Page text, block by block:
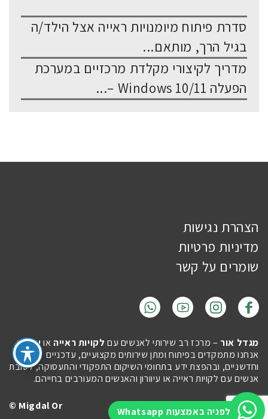
לפניה באמצעות Whatsapp
סדרת פיתוח מיומנויות ראייה אצל הילד/ה
בגיל הרך, מותאם...
מדריך לקיצורי מקלדת מרכזיים במערכת
הפעלה Windows 10/11 –...
הצהרת נגישות
מדיניות פרטיות
שומרים על קשר
מגדל אור – מרכז רב שירותי לאנשים עם לקויות ראייה אועיוורון.
אנחנו מתמקדים בפיתוח ומתן שירותים מקצועיים, עדכניים
וחדשניים, ובהפצת ידע בתחומי השיקום התפקודי והתעסוקה, לטובת
אנשים עם לקויות ראייה או עיוורון והאנשים המעורבים בחייהם.
Imaginet
Migdal Or ©